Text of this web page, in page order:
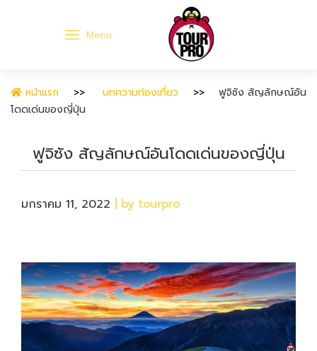
Menu
หน้าแรก บทความท่องเที่ยว
ฟูจิซัง สัญลักษณ์อัน
โดดเด่นของญี่ปุ่น
ฟูจิซัง สัญลักษณ์อันโดดเด่นของญี่ปุ่น
มกราคม 11, 2022 | by tourpro